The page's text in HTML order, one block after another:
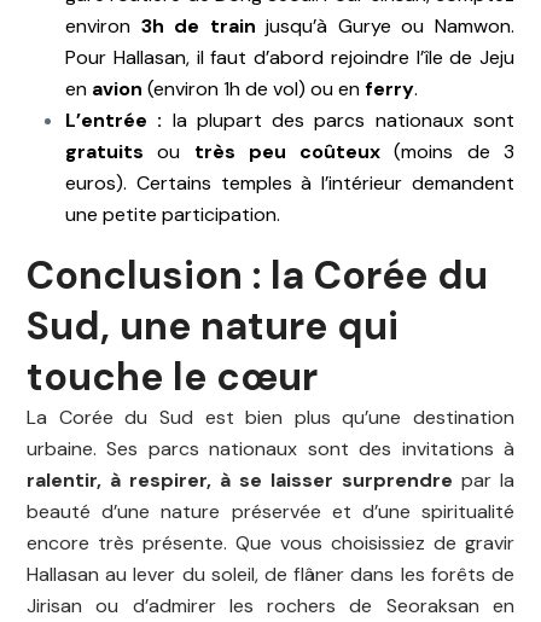
environ 3h de train jusqu’à Gurye ou Namwon.
Pour Hallasan, il faut d’abord rejoindre l’île de Jeju
en avion (environ 1h de vol) ou enferry.
L’entrée : la plupart des parcs nationaux sont
gratuits ou très peu coûteux (moins de 3
euros). Certains temples à l’intérieur demandent
une petite participation.
Conclusion : la Corée du
Sud, une nature qui
touche le cœur
La Corée du Sud est bien plus qu’une destination
urbaine. Ses parcs nationaux sont des invitations à
ralentir, à respirer, à se laisser surprendre par la
beauté d’une nature préservée et d’une spiritualité
encore très présente. Que vous choisissiez de gravir
Hallasan au lever du soleil, de flâner dans les forêts de
Jirisan ou d’admirer les rochers de Seoraksan en